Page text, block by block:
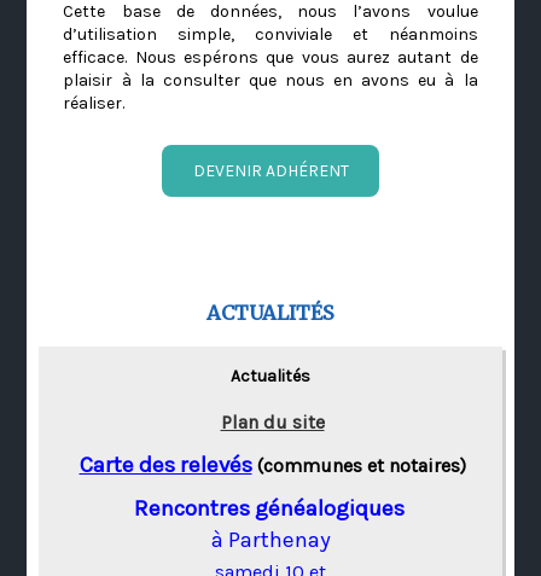
Cette base de données, nous l’avons voulue
d’utilisation simple, conviviale et néanmoins
efficace. Nous espérons que vous aurez autant de
plaisir à la consulter que nous en avons eu à la
réaliser.
DEVENIR ADHÉRENT
ACTUALITÉS
Actualités
Plan du site
Carte des relevés(communes et notaires)
Rencontres généalogiques
à Parthenay